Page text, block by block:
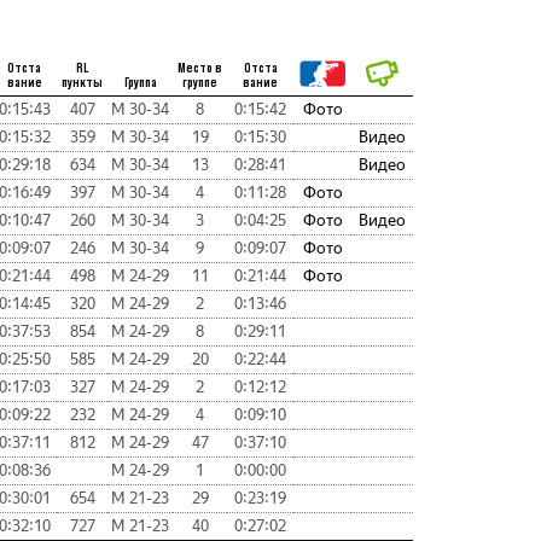
Отста
вание
RL
пункты
Группа
Место в
группе
Отста
вание
0:15:43 407 М 30-34 8 0:15:42
Фото
0:15:32 359 М 30-34 19 0:15:30
Видео
0:29:18 634 М 30-34 13 0:28:41
Видео
0:16:49 397 М 30-34 4 0:11:28
Фото
0:10:47 260 М 30-34 3 0:04:25 Фото
Видео
0:09:07 246 М 30-34 9 0:09:07
Фото
0:21:44 498 М 24-29 11 0:21:44
Фото
0:14:45 320 М 24-29 2
0:13:46
0:37:53 854 М 24-29 8
0:29:11
0:25:50 585 М 24-29 20
0:22:44
0:17:03 327 М 24-29 2
0:12:12
0:09:22 232 М 24-29 4
0:09:10
0:37:11 812 М 24-29 47
0:37:10
0:08:36 М 24-29 1
0:00:00
0:30:01 654 М 21-23 29
0:23:19
0:32:10 727 М 21-23 40 0:27:02